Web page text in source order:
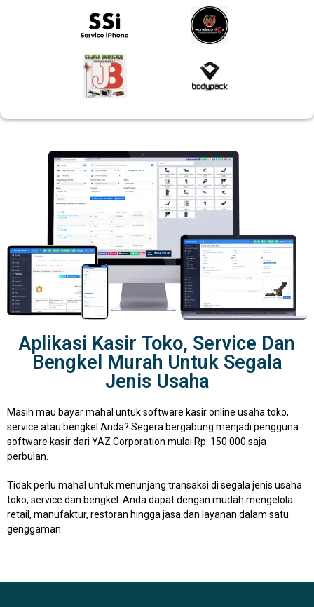
Aplikasi Kasir Toko, Service Dan
Bengkel Murah Untuk Segala
Jenis Usaha
Masih mau bayar mahal untuk software kasir online usaha toko,
service atau bengkel Anda? Segera bergabung menjadi pengguna
software kasir dari YAZ Corporation mulai Rp. 150.000 saja
perbulan.
Tidak perlu mahal untuk menunjang transaksi di segala jenis usaha
toko, service dan bengkel. Anda dapat dengan mudah mengelola
retail, manufaktur, restoran hingga jasa dan layanan dalam satu
genggaman.